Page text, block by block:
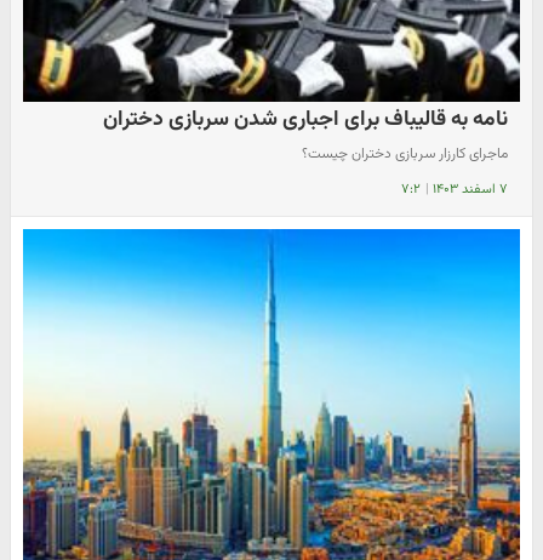
نامه به قالیباف برای اجباری شدن سربازی دختران
ماجرای کارزار سربازی دختران چیست؟
۷ اسفند ۱۴۰۳ | ۷:۲